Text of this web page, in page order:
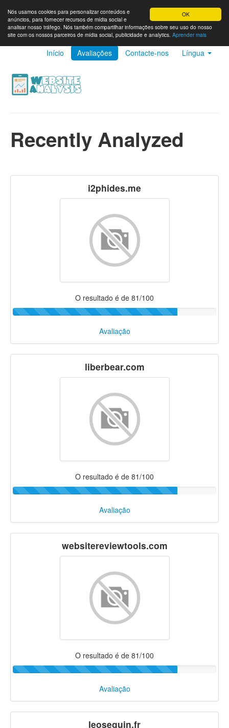
OK
Nós usamos cookies para personalizar conteúdos e
anúncios, para fornecer recursos de mídia social e
analisar nosso tráfego. Nós também compartilhar informações sobre seu uso do nosso
site com os nossos parceiros de mídia social, publicidade e analytics. Aprender mais
Início Avaliações Contacte-nos Língua
Recently Analyzed
i2phides.me
O resultado é de 81/100
Avaliação
liberbear.com
O resultado é de 81/100
Avaliação
websitereviewtools.com
O resultado é de 81/100
Avaliação
leoseguin.fr